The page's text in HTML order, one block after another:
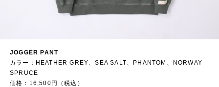
JOGGER PANT
カラー：HEATHER GREY、SEA SALT、PHANTOM、NORWAY
SPRUCE
価格：16,500円（税込）